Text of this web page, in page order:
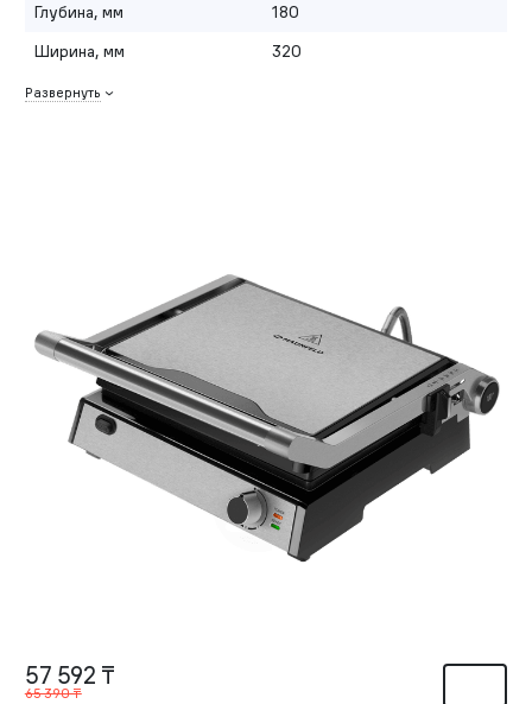
Глубина, мм
180
Ширина, мм
320
Развернуть
57 592 ₸
65 390 ₸